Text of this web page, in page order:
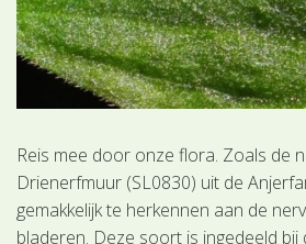
Reis mee door onze flora. Zoals de
Drienerfmuur (SL0830) uit de
gemakkelijk te herkennen aan de
bladeren. Deze soort is ingedeeld